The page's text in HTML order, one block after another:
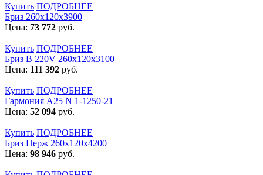
Купить ПОДРОБНЕЕ
Бриз 260х120х3900
Цена: 73 772 руб.
Купить ПОДРОБНЕЕ
Бриз В 220V 260x120x3100
Цена: 111 392 руб.
Купить ПОДРОБНЕЕ
Гармония А25 N 1-1250-21
Цена: 52 094 руб.
Купить ПОДРОБНЕЕ
Бриз Нерж 260х120х4200
Цена: 98 946 руб.